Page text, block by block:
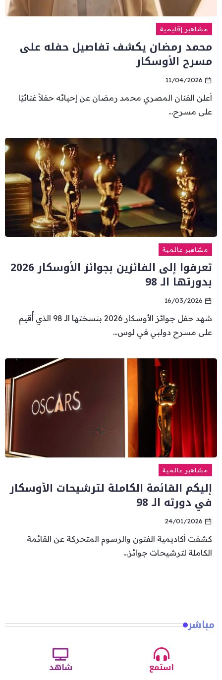
مشاهير إقليمية
محمد رمضان يكشف تفاصيل حفله على
مسرح الأوسكار
11/04/2026
أعلن الفنان المصري محمد رمضان عن إحيائه حفلاً غنائيًا
على مسرح...
مشاهير عالمية
تعرفوا إلى الفائزين بجوائز الأوسكار 2026
بدورتها الـ 98
16/03/2026
شهد حفل جوائز الأوسكار 2026 بنسختها الـ 98 الذي أُقيم
على مسرح دولبي في لوس...
مشاهير عالمية
إليكم القائمة الكاملة لترشيحات الأوسكار
في دورته الـ 98
24/01/2026
كشفت أكاديمية الفنون والرسوم المتحركة عن القائمة
الكاملة لترشيحات جوائز...
مباشر
استمع شاهد